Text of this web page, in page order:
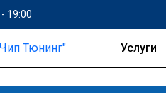
19:00
Услуги